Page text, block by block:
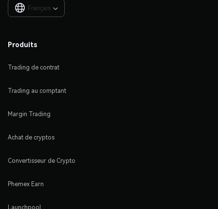
Français 
Produits
Trading de contrat
Trading au comptant
Margin Trading
Achat de cryptos
Convertisseur de Crypto
Phemex Earn
Launchpool